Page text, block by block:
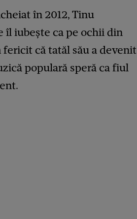
în 2012, Tinu
îl iubește ca pe ochii din
fericit că tatăl său a devenit
populară speră ca fiul